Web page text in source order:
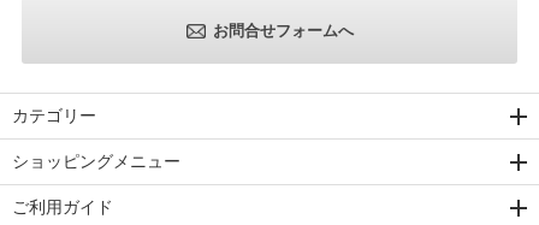
お問合せフォームへ
カテゴリー
ショッピングメニュー
ご利用ガイド